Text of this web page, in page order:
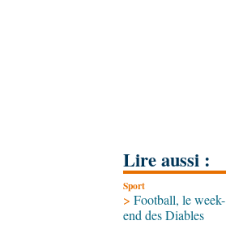
Lire aussi :
Sport
> Football, le week-
end des Diables